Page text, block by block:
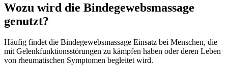
Wozu wird die Bindegewebsmassage
genutzt?
Häufig findet die Bindegewebsmassage Einsatz bei Menschen, die
mit Gelenkfunktionsstörungen zu kämpfen haben oder deren Leben
von rheumatischen Symptomen begleitet wird.